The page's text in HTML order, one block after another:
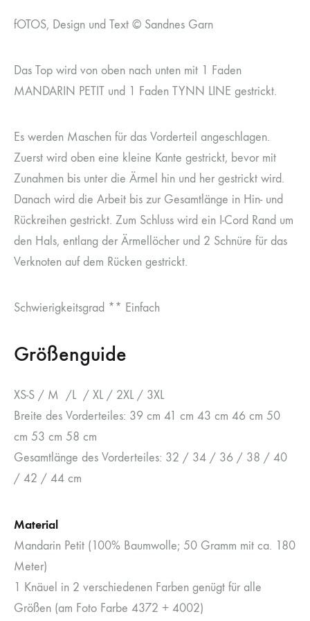
fOTOS, Design und Text © Sandnes Garn
Das Top wird von oben nach unten mit 1 Faden
MANDARIN PETIT und 1 Faden TYNN LINE gestrickt.
Es werden Maschen für das Vorderteil angeschlagen.
Zuerst wird oben eine kleine Kante gestrickt, bevor mit
Zunahmen bis unter die Ärmel hin und her gestrickt wird.
Danach wird die Arbeit bis zur Gesamtlänge in Hin- und
Rückreihen gestrickt. Zum Schluss wird ein I-Cord Rand um
den Hals, entlang der Ärmellöcher und 2 Schnüre für das
Verknoten auf dem Rücken gestrickt.
Schwierigkeitsgrad ** Einfach
Größenguide
XS-S / M /L / XL / 2XL / 3XL
Breite des Vorderteiles: 39 cm 41 cm 43 cm 46 cm 50
cm 53 cm 58 cm
Gesamtlänge des Vorderteiles: 32 / 34 / 36 / 38 / 40
/ 42 / 44 cm
Material
Mandarin Petit (100% Baumwolle; 50 Gramm mit ca. 180
Meter)
1 Knäuel in 2 verschiedenen Farben genügt für alle
Größen (am Foto Farbe 4372 + 4002)